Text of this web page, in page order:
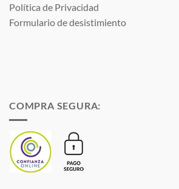
Política de Privacidad
Formulario de desistimiento
COMPRA SEGURA: